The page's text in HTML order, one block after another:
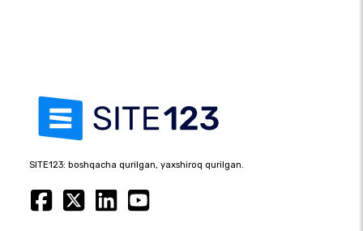
SITE123: boshqacha qurilgan, yaxshiroq qurilgan.